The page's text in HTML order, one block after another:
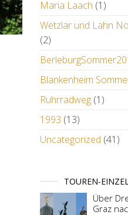
Maria Laach (1)
Wetzlar und Lahn
(2)
Blankenheim
Ruhrradweg(1)
1993 (13)
Uncategorized (41)
TOUREN-
Über
Graz